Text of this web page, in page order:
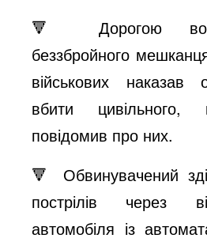
🔻 Дорогою
беззбройного
військових наказав
вбити
повідомив про них.
🔻 Обвинувачений
пострілів через
автомобіля із